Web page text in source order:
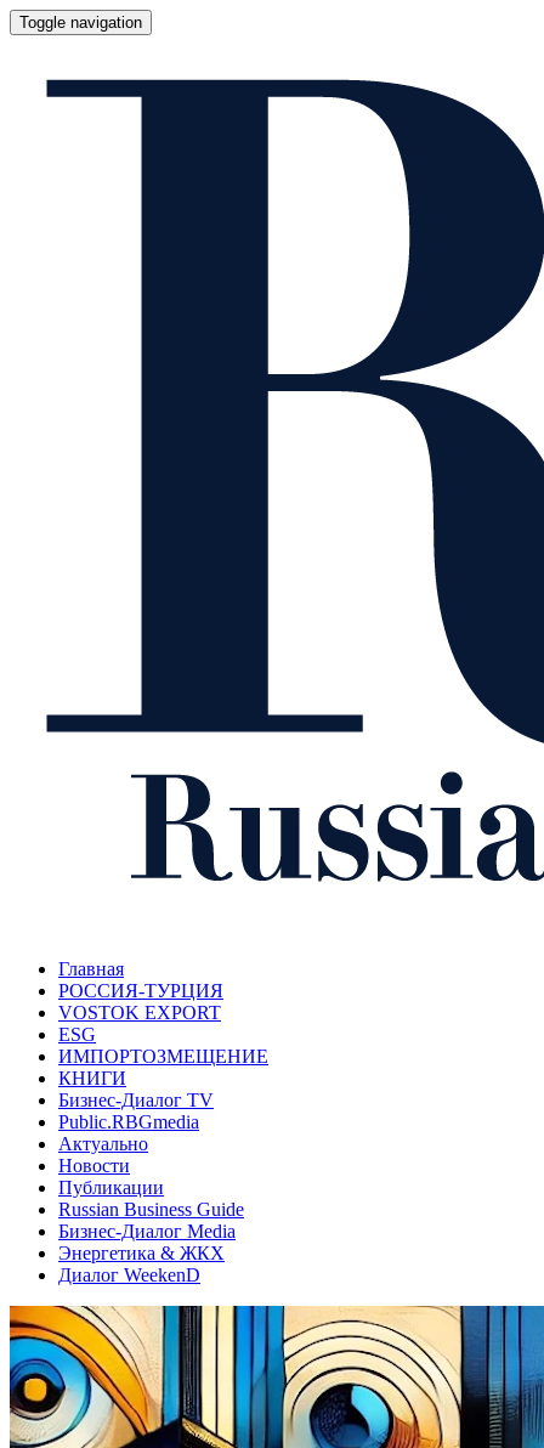
Toggle navigation
Главная
РОССИЯ-ТУРЦИЯ
VOSTOK EXPORT
ESG
ИМПОРТОЗМЕЩЕНИЕ
КНИГИ
Бизнес-Диалог TV
Public.RBGmedia
Актуально
Новости
Публикации
Russian Business Guide
Бизнес-Диалог Media
Энергетика & ЖКХ
Диалог WeekenD